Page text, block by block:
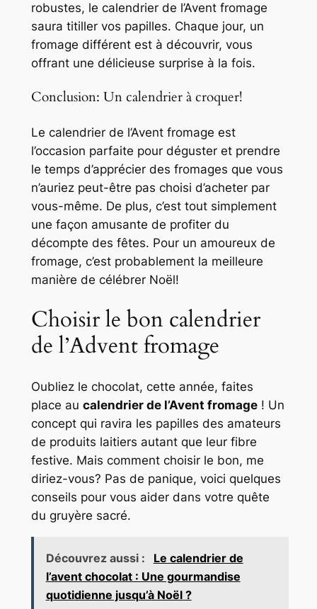
robustes, le calendrier de l’Avent fromage
saura titiller vos papilles. Chaque jour, un
fromage différent est à découvrir, vous
offrant une délicieuse surprise à la fois.
Conclusion: Un calendrier à croquer!
Le calendrier de l’Avent fromage est
l’occasion parfaite pour déguster et prendre
le temps d’apprécier des fromages que vous
n’auriez peut-être pas choisi d’acheter par
vous-même. De plus, c’est tout simplement
une façon amusante de profiter du
décompte des fêtes. Pour un amoureux de
fromage, c’est probablement la meilleure
manière de célébrer Noël!
Choisir le bon calendrier
de l’Advent fromage
Oubliez le chocolat, cette année, faites
place au calendrier de l’Avent fromage! Un
concept qui ravira les papilles des amateurs
de produits laitiers autant que leur fibre
festive. Mais comment choisir le bon, me
diriez-vous? Pas de panique, voici quelques
conseils pour vous aider dans votre quête
du gruyère sacré.
Découvrez aussi :
Le calendrier de
l’avent chocolat : Une gourmandise
quotidienne jusqu’à Noël ?